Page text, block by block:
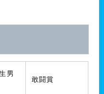
男
敢闘賞